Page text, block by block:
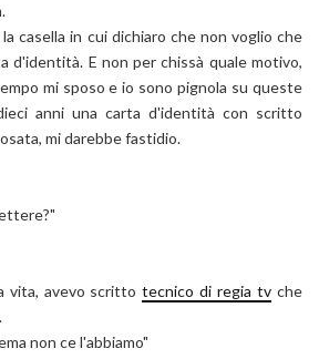
casella in cui dichiaro che non voglio che
d'identità. E non per chissà quale motivo,
mi sposo e io sono pignola su queste
anni una carta d'identità con scritto
mi darebbe fastidio.
vita, avevo scrittotecnico di regia tv che
non ce l'abbiamo"